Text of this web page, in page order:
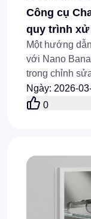
Công cụ
quy trình xử
Một hướng
với Nano
trong chỉnh
lựa chọn thay
Ngày: 2026-
0